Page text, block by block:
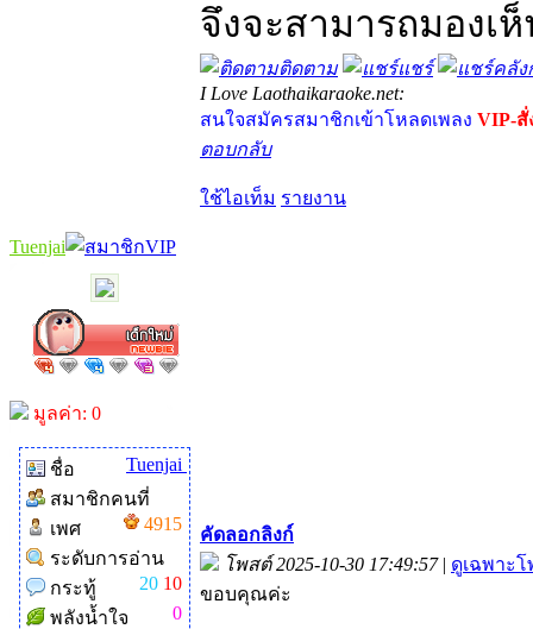
จึงจะสามารถมองเ
ติดตาม แชร์
คลัง
I Love Laothaikaraoke.net:
สนใจสมัครสมาชิกเข้าโหลดเพลง VIP-สั่
ตอบกลับ
ใช้ไอเท็ม รายงาน
Tuenjai
มูลค่า: 0
ชื่อ
Tuenjai
สมาชิกคนที่
4915
เพศ
ระดับการอ่าน
10
กระทู้
20
พลังน้ำใจ
0
คัดลอกลิงก์
โพสต์ 2025-10-30 17:49:57 | ดูเฉพาะ
ขอบคุณค่ะ